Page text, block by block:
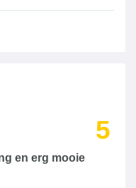
5
en erg mooie